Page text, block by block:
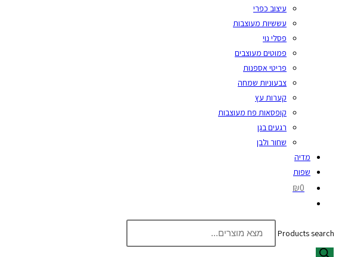
עיצוב כפרי
עששיות מעוצבות
פסלי נוי
פמוטים מעוצבים
פריטי אספנות
צבעוניות שמחה
קערות עץ
קופסאות פח מעוצבות
רגעים בגן
שחור ולבן
מדיה
שפות
₪0
Products search